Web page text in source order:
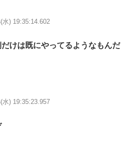
水) 19:35:14.602
けは既にやってるようなもんだ
水) 19:35:23.957